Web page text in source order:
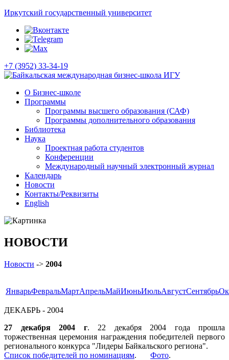
Иркутский государственный университет
+7 (3952) 33-34-19
О Бизнес-школе
Программы
Программы высшего образования (САФ)
Программы дополнительного образования
Библиотека
Наука
Проектная работа студентов
Конференции
Международный научный электронный журнал
Календарь
Новости
Контакты/Реквизиты
English
НОВОСТИ
Новости -> 2004
ЯнварьФевральМартАпрельМайИюньИюльАвгустСентябрь
ДЕКАБРЬ - 2004
27 декабря 2004 г. 22 декабря 2004 года прошла
торжественная церемония награждения победителей первого
регионального конкурса "Лидеры Байкальского региона".
Список победителей по номинациям. Фото.